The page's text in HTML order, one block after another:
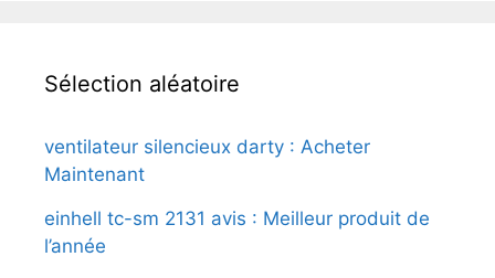
Sélection aléatoire
ventilateur silencieux darty : Acheter
Maintenant
einhell tc-sm 2131 avis : Meilleur produit de
l’année